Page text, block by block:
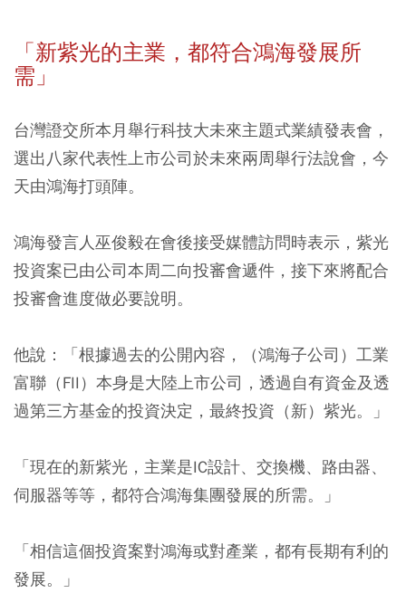
「新紫光的主業，都符合鴻海發展所
需」
台灣證交所本月舉行科技大未來主題式業績發表會，
選出八家代表性上市公司於未來兩周舉行法說會，今
天由鴻海打頭陣。
鴻海發言人巫俊毅在會後接受媒體訪問時表示，紫光
投資案已由公司本周二向投審會遞件，接下來將配合
投審會進度做必要說明。
他說：「根據過去的公開內容，（鴻海子公司）工業
富聯（FII）本身是大陸上市公司，透過自有資金及透
過第三方基金的投資決定，最終投資（新）紫光。」
「現在的新紫光， 主業是IC設計、交換機、路由器、
伺服器等等 ，都符合鴻海集團發展的所需。」
「相信這個投資案對鴻海或對產業，都有長期有利的
發展。」